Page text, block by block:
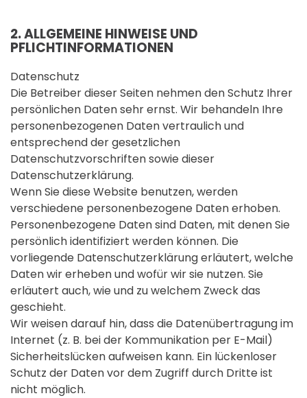
2. ALLGEMEINE HINWEISE UND
PFLICHTINFORMATIONEN
Datenschutz
Die Betreiber dieser Seiten nehmen den Schutz Ihrer
persönlichen Daten sehr ernst. Wir behandeln Ihre
personenbezogenen Daten vertraulich und
entsprechend der gesetzlichen
Datenschutzvorschriften sowie dieser
Datenschutzerklärung.
Wenn Sie diese Website benutzen, werden
verschiedene personenbezogene Daten erhoben.
Personenbezogene Daten sind Daten, mit denen Sie
persönlich identifiziert werden können. Die
vorliegende Datenschutzerklärung erläutert, welche
Daten wir erheben und wofür wir sie nutzen. Sie
erläutert auch, wie und zu welchem Zweck das
geschieht.
Wir weisen darauf hin, dass die Datenübertragung im
Internet (z. B. bei der Kommunikation per E-Mail)
Sicherheitslücken aufweisen kann. Ein lückenloser
Schutz der Daten vor dem Zugriff durch Dritte ist
nicht möglich.